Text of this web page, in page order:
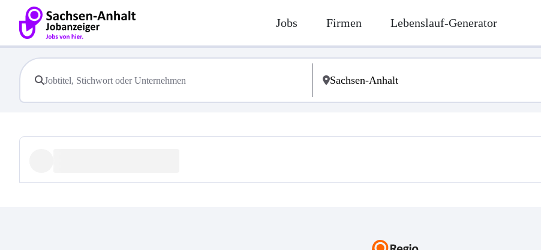
Jobs Firmen Lebenslauf-Generator